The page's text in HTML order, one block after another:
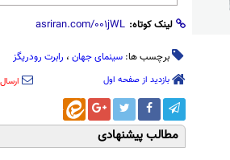
لینک کوتاه:
برچسب ها: سینمای جهان ، رابرت رودریگز
بازدید از صفحه اول
مطالب پیشنهادی